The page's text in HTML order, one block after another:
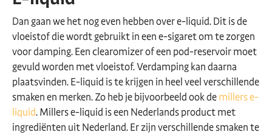
Dan gaan we het nog even hebben over e-liquid. Dit is de
vloeistof die wordt gebruikt in een e-sigaret om te zorgen
voor damping. Een clearomizer of een pod-reservoir moet
gevuld worden met vloeistof. Verdamping kan daarna
plaatsvinden. E-liquid is te krijgen in heel veel verschillende
smaken en merken. Zo heb je bijvoorbeeld ook demillers e-
liquid. Millers e-liquid is een Nederlands product met
ingrediënten uit Nederland. Er zijn verschillende smaken te